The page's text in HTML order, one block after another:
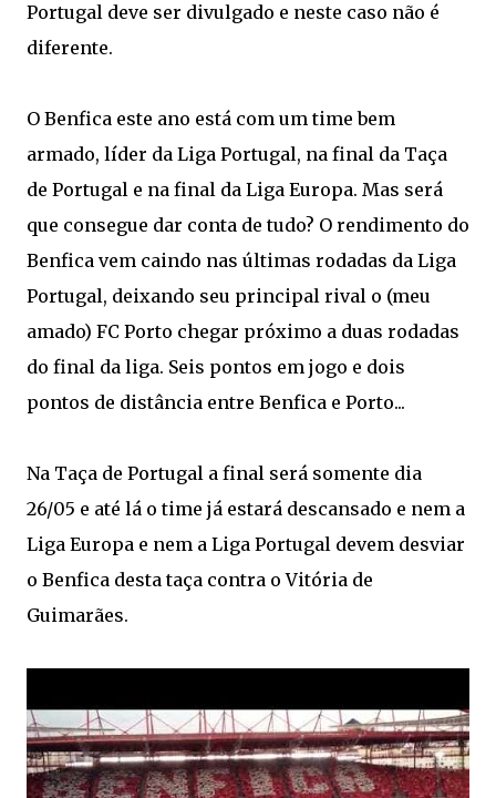
Portugal deve ser divulgado e neste caso não é
diferente.
O Benfica este ano está com um time bem
armado, líder da Liga Portugal, na final da Taça
de Portugal e na final da Liga Europa. Mas será
que consegue dar conta de tudo? O rendimento do
Benfica vem caindo nas últimas rodadas da Liga
Portugal, deixando seu principal rival o (meu
amado) FC Porto chegar próximo a duas rodadas
do final da liga. Seis pontos em jogo e dois
pontos de distância entre Benfica e Porto...
Na Taça de Portugal a final será somente dia
26/05 e até lá o time já estará descansado e nem a
Liga Europa e nem a Liga Portugal devem desviar
o Benfica desta taça contra o Vitória de
Guimarães.